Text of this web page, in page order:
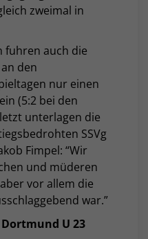
zweimal in
fuhren auch die
den
nur einen
(5:2 bei den
unterlagen die
SSVg
Fimpel: “Wir
und müderen
vor allem die
war.”
U 23